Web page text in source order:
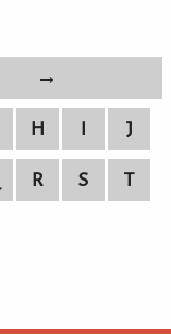
→
H I J
R S T